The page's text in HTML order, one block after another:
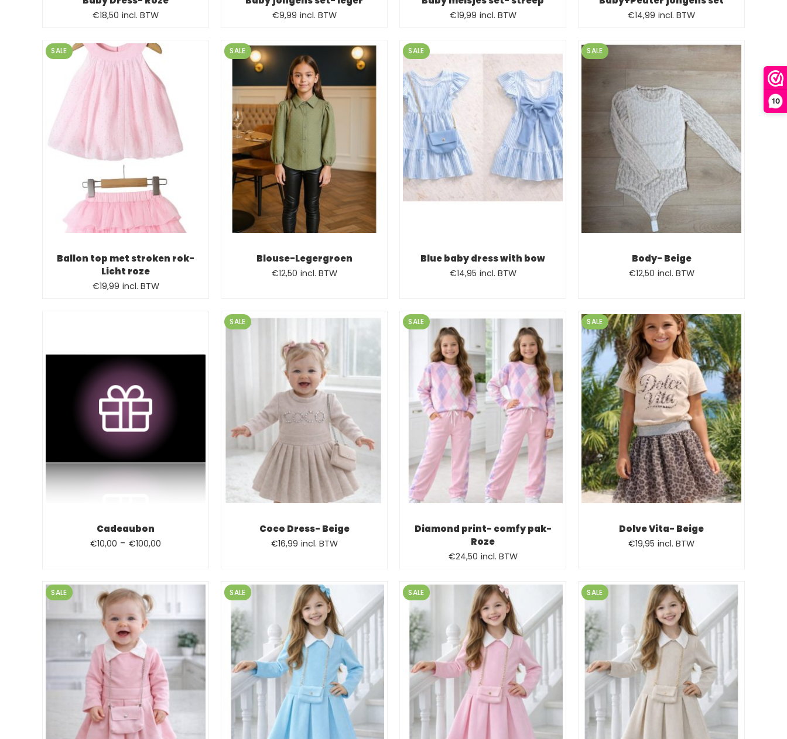
10
€18,50 incl. BTW
Oorspronkelijke
was:
€19,99.
€9,99Huidige
is:
€9,99.
incl. BTW €19,99 incl. BTW
Oorspronkelijke
was:
€14,99 Huidige
is:
incl. BTW
SALE
Ballon top met stroken rok-
Licht roze
Oorspronkelijke
€19,99Huidige
incl. BTW
SALE
Blouse-Legergroen
Oorspronkelijke
€19,95.
€12,50Huidige
€12,50.
incl. BTW
SALE
Blue baby dress with bow
Oorspronkelijke
€19,99.
€14,95Huidige
€14,95.
incl. BTW
SALE
Body- Beige
Oorspronkelijke
€14,99.
€12,50Huidige
€12,50.
incl. BTW
Cadeaubon
€10,00 - €100,00
€100,00
SALE
Coco Dress- Beige
Oorspronkelijke
€19,99.
€16,99Huidige
€16,99.
incl. BTW
SALE
Diamond print- comfy pak-
Roze
Oorspronkelijke
was:
€26,95.
€24,50Huidige
is:
€24,50.
incl. BTW
SALE
Dolve Vita- Beige
Oorspronkelijke
€28,95.
€19,95 Huidige
€19,95.
incl. BTW
SALE SALE SALE SALE